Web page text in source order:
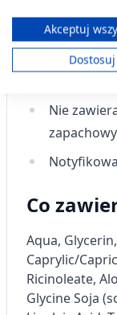
Składniki
Nie
Co
Aqua,
Caprylic/
Ricinoleate,
Glycine Soja
ograniczonych danych
Dane mogą być
Twoja zgoda i polityka
Wyświetl listę
Cele przetwarzania
Wykorzystanie
Akceptuj
Dostosuj